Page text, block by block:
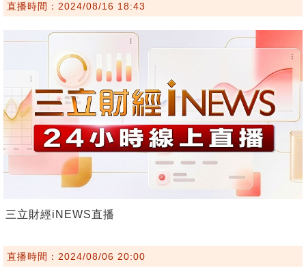
直播時間：2024/08/16 18:43
三立財經iNEWS直播
直播時間：2024/08/06 20:00